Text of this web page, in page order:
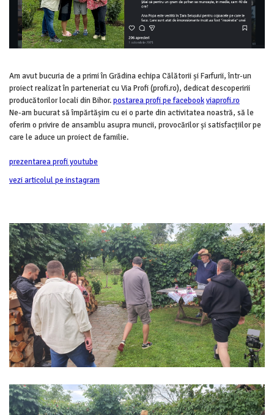
Am avut bucuria de a primi în Grădina echipa Călătorii și Farfurii, într-un
proiect realizat în parteneriat cu Via Profi (profi.ro), dedicat descoperirii
producătorilor locali din Bihor.postarea profi pe facebookviaprofi.ro
Ne-am bucurat să împărtășim cu ei o parte din activitatea noastră, să le
oferim o privire de ansamblu asupra muncii, provocărilor și satisfacțiilor pe
care le aduce un proiect de familie.
prezentarea profi youtube
vezi articolul pe instagram